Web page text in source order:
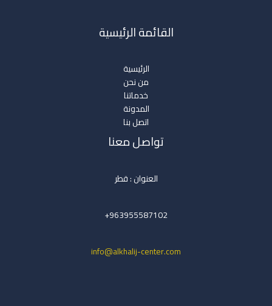
القائمة الرئيسية
الرئيسية
من نحن
خدماتنا
المدونة
اتصل بنا
تواصل معنا
العنوان : قطر
963955587102+
info@alkhalij-center.com